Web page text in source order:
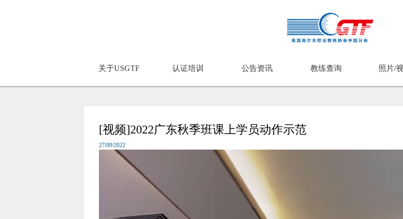
关于USGTF 认证培训 公告资讯 教练查询 照片/
[视频]2022广东秋季班课上学员动作示范
27/09/2022